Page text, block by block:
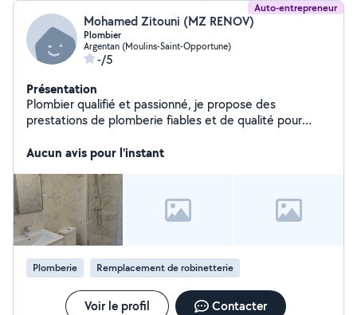
Auto-entrepreneur
Mohamed Zitouni (MZ RENOV)
Plombier
Argentan (Moulins-Saint-Opportune)
-/5
Présentation
Plombier qualifié et passionné, je propose des
prestations de plomberie fiables et de qualité pour
rapide, un diagnostic précis et des finitions soignées, je
besoins. Transparence, efficacité et sérieux sont au
cœur de mon travail.
Aucun avis pour l'instant
Plomberie Remplacement de robinetterie
Voir le profil Contacter